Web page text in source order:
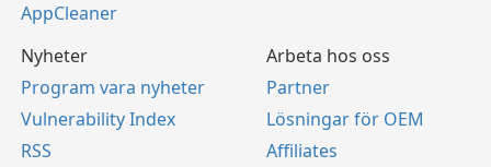
AppCleaner
Nyheter
Program vara nyheter
Vulnerability Index
RSS
Arbeta hos oss
Partner
Lösningar för OEM
Affiliates